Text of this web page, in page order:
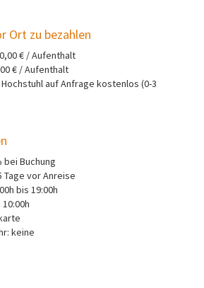
Ort zu bezahlen
€ / Aufenthalt
€ / Aufenthalt
auf Anfrage kostenlos (0-3
bei Buchung
Tage vor Anreise
bis 19:00h
keine